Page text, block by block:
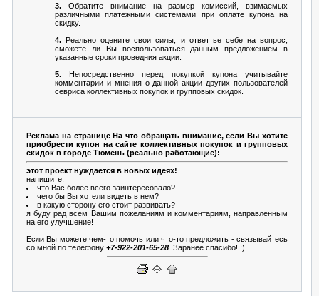
3. Обратите внимание на размер комиссий, взимаемых
различными платежными системами при оплате купона на
скидку.
4. Реально оцените свои силы, и ответтье себе на вопрос,
сможете ли Вы воспользоваться данным предложением в
указанные сроки проведния акции.
5. Непосредственно перед покупкой купона учитывайте
комментарии и мнения о данной акции других пользователей
севриса коллективных покупок и групповых скидок.
Реклама на странице На что обращать внимание, если Вы хотите
приобрести купон на сайте коллективных покупок и групповых
скидок в городе Тюмень (реально работающие):
этот проект нуждается в новых идеях!
напишите:
что Вас более всего заинтересовало?
чего бы Вы хотели видеть в нем?
в какую сторону его стоит развивать?
я буду рад всем Вашим пожеланиям и комментариям, направленным
на его улучшение!
Если Вы можете чем-то помочь или что-то предложить - связывайтесь
со мной по телефону +7-922-201-65-28 . Заранее спасибо! :)